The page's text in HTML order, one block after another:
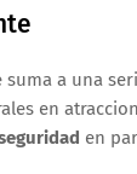
suma a una
en
en